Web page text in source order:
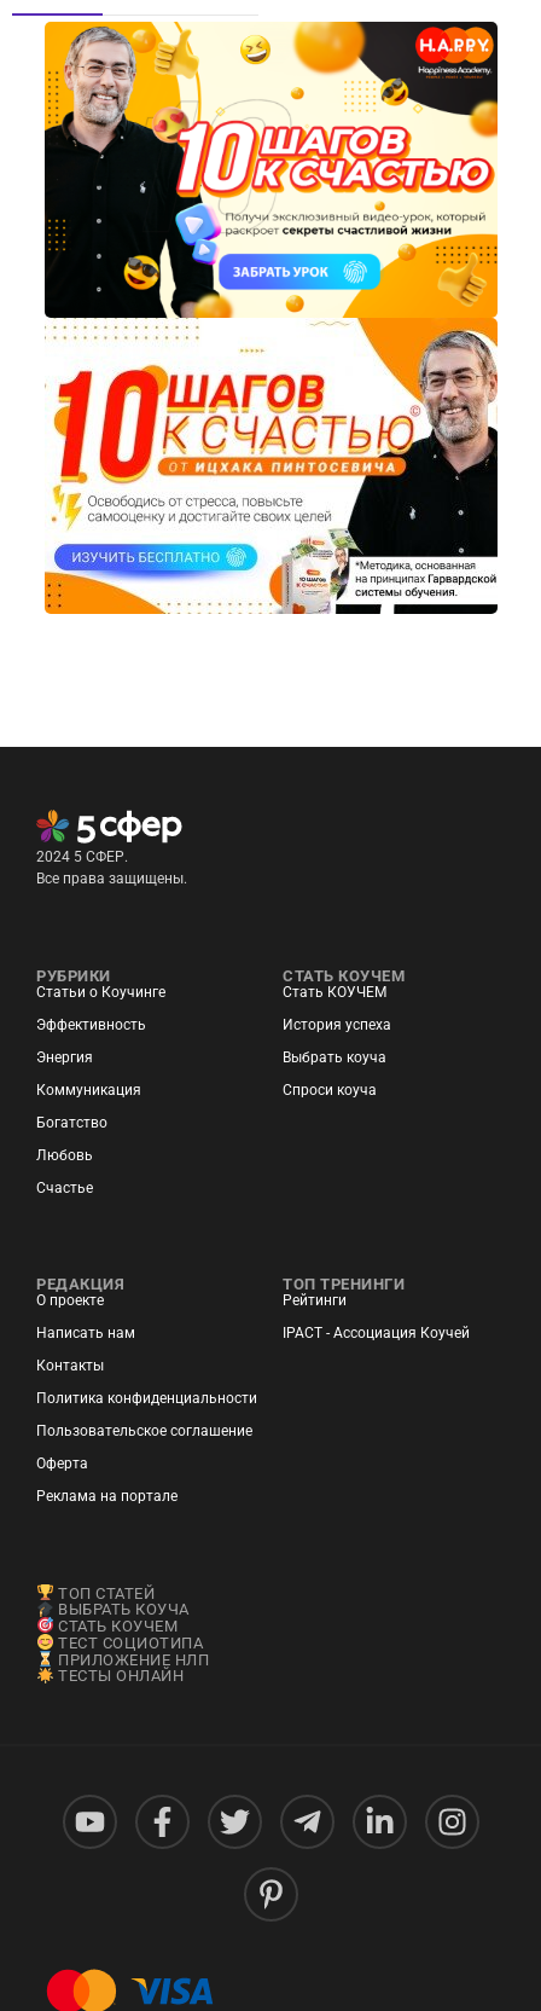
2024 5 СФЕР.
Все права защищены.
РУБРИКИ
Статьи о Коучинге
Эффективность
Энергия
Коммуникация
Богатство
Любовь
Счастье
СТАТЬ КОУЧЕМ
Стать КОУЧЕМ
История успеха
Выбрать коуча
Спроси коуча
РЕДАКЦИЯ
О проекте
Написать нам
Контакты
Политика конфиденциальности
Пользовательское соглашение
Оферта
Реклама на портале
ТОП ТРЕНИНГИ
Рейтинги
IPACT - Ассоциация Коучей
ТОП СТАТЕЙ
ВЫБРАТЬ КОУЧА
СТАТЬ КОУЧЕМ
ТЕСТ СОЦИОТИПА
ПРИЛОЖЕНИЕ НЛП
ТЕСТЫ ОНЛАЙН